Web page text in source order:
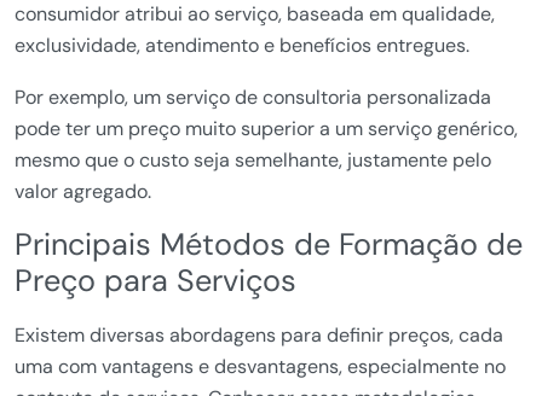
consumidor atribui ao serviço, baseada em qualidade,
exclusividade, atendimento e benefícios entregues.
Por exemplo, um serviço de consultoria personalizada
pode ter um preço muito superior a um serviço genérico,
mesmo que o custo seja semelhante, justamente pelo
valor agregado.
Principais Métodos de Formação de
Preço para Serviços
Existem diversas abordagens para definir preços, cada
uma com vantagens e desvantagens, especialmente no